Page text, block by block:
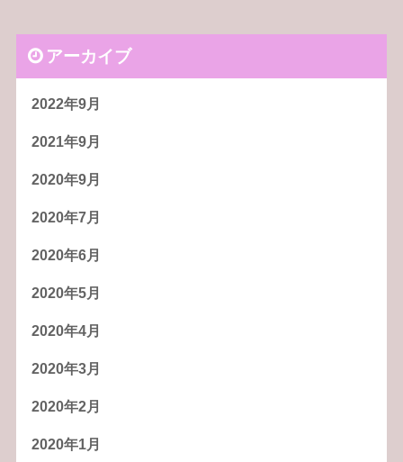
アーカイブ
2022年9月
2021年9月
2020年9月
2020年7月
2020年6月
2020年5月
2020年4月
2020年3月
2020年2月
2020年1月